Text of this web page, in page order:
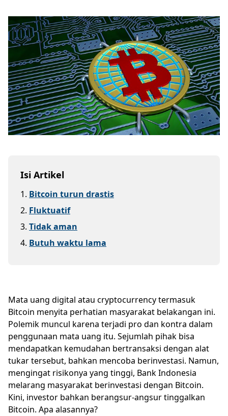
Isi Artikel
1. Bitcoin turun drastis
2. Fluktuatif
3. Tidak aman
4. Butuh waktu lama
Mata uang digital atau cryptocurrency termasuk
Bitcoin menyita perhatian masyarakat belakangan ini.
Polemik muncul karena terjadi pro dan kontra dalam
penggunaan mata uang itu. Sejumlah pihak bisa
mendapatkan kemudahan bertransaksi dengan alat
tukar tersebut, bahkan mencoba berinvestasi. Namun,
mengingat risikonya yang tinggi, Bank Indonesia
melarang masyarakat berinvestasi dengan Bitcoin.
Kini, investor bahkan berangsur-angsur tinggalkan
Bitcoin. Apa alasannya?